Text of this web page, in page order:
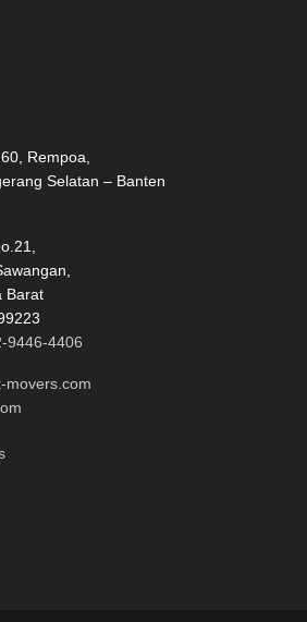
Rempoa,
Selatan – Banten
Barat
9446-4406
movers.com